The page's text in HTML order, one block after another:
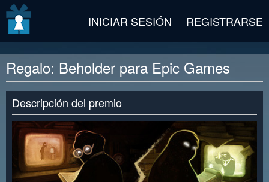
INICIAR SESIÓN REGISTRARSE
Regalo: Beholder para Epic Games
Descripción del premio